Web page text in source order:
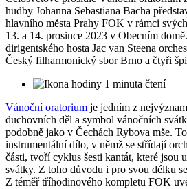
hudby Johanna Sebastiana Bacha
hlavního města Prahy FOK v rámci
13. a 14. prosince 2023 v Obecním
dirigentského hosta Jac van Steena
Český filharmonický sbor Brno a čtyři
1 minuta čtení
Vánoční oratorium je jedním z
duchovních děl a symbol vánočních
podobně jako v Čechách Rybova mše.
instrumentální dílo, v němž se střídají
části, tvoří cyklus šesti kantát, které jsou
svátky. Z toho důvodu i pro svou délku
Z téměř tříhodinového kompletu FOK